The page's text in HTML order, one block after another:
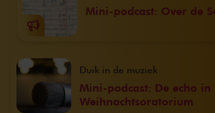
Mini-podcast: Over de
Mini-podcast: De echo in
Weihnachtsoratorium
Duik in de muziek